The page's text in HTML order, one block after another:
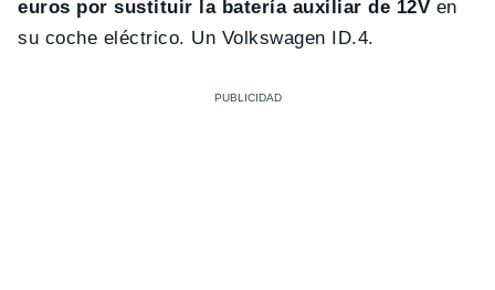
euros por sustituir la batería auxiliar de 12V en
su coche eléctrico. Un Volkswagen ID.4.